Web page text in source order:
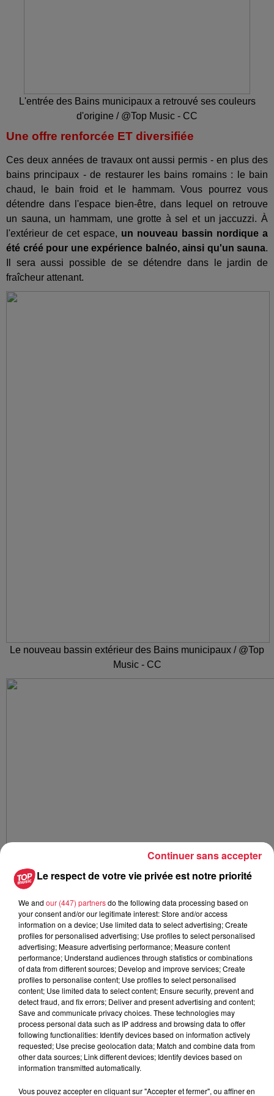
L'entrée des Bains municipaux a retrouvé ses couleurs
d'origine / @Top Music - CC
Une offre renforcée ET diversifiée
Ces deux années de travaux ont aussi permis - en plus des
bains principaux - de restaurer les bains romains : le bain
chaud, le bain froid et le hammam. Vous pourrez vous
détendre dans l'espace bien-être, dans lequel on retrouve
un sauna, un hammam, une grotte à sel et un jaccuzzi. À
l'extérieur de cet espace, un nouveau bassin nordique a
été créé pour une expérience balnéo, ainsi qu'un sauna.
Il sera aussi possible de se détendre dans le jardin de
fraîcheur attenant.
Le nouveau bassin extérieur des Bains municipaux / @Top
Music - CC
Détente assurée à l'espace wellness / @Top Music - CC
La chaufferie des Bains municipaux accueille désormais
espace dédié au sport et à la santé. Une salle avec des
rameurs et vélos d'intérieur vient compléter l'offre, ainsi
qu'une salle pour accueillir des cours collectifs et des
ateliers cuisine à destination du grand public et des
scolaires. D'ailleurs, uneMaison du Sport Santéverra le
jour dans l'ancienne aile médicale des Bains et ouvrira à la
fin de l'année 2022. Cet espace faisait partie du projet de
réhabilitation initial des Bains municipaux.
Une rénovation axée sur la transition
écologique
Le respect de votre vie privée est notre priorité
We and our (447) partnersdo the following data processing based on
your consent and/or our legitimate interest: Store and/or access
information on a device; Use limited data to select advertising; Create
profiles for personalised advertising; Use profiles to select personalised
advertising; Measure advertising performance; Measure content
performance; Understand audiences through statistics or combinations
of data from different sources; Develop and improve services; Create
profiles to personalise content; Use profiles to select personalised
content; Use limited data to select content; Ensure security, prevent and
detect fraud, and fix errors; Deliver and present advertising and content;
Save and communicate privacy choices. These technologies may
process personal data such as IP address and browsing data to offer
following functionalities: Identify devices based on information actively
requested; Use precise geolocation data; Match and combine data from
other data sources; Link different devices; Identify devices based on
information transmitted automatically.
Vous pouvez accepter en cliquant sur "Accepter et fermer", ou affiner en
Continuer sans accepter